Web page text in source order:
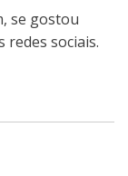
se gostou
redes sociais.